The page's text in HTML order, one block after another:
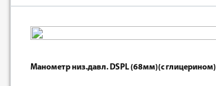
Манометр низ.давл. DSРL (68мм)(с глицерином)